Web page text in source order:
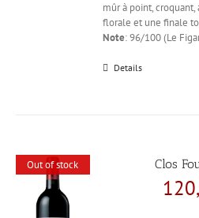
mûr à point,
florale et une finale
Note: 96/100 (Le
Details
Out of stock Clos